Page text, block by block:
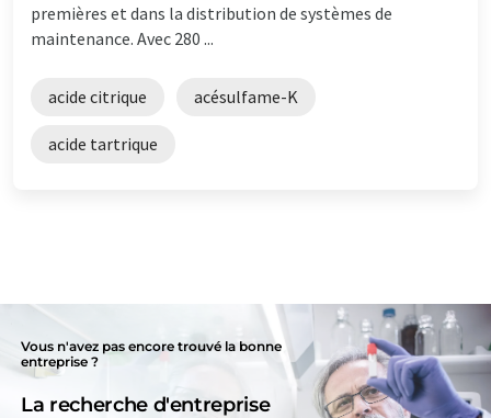
premières et dans la distribution de systèmes de
maintenance. Avec 280 ...
acide citrique acésulfame-K
acide tartrique
Vous n'avez pas encore trouvé la bonne
entreprise ?
La recherche d'entreprise